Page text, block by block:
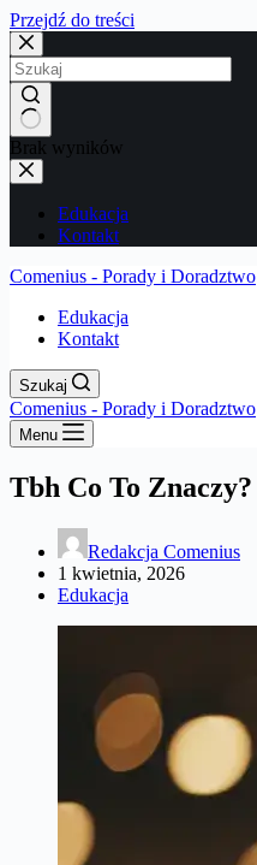
Przejdź do treści
Brak wyników
Edukacja
Kontakt
Comenius - Porady i Doradztwo
Edukacja
Kontakt
Szukaj
Comenius - Porady i Doradztwo
Menu
Tbh Co To Znaczy?
Redakcja Comenius
1 kwietnia, 2026
Edukacja